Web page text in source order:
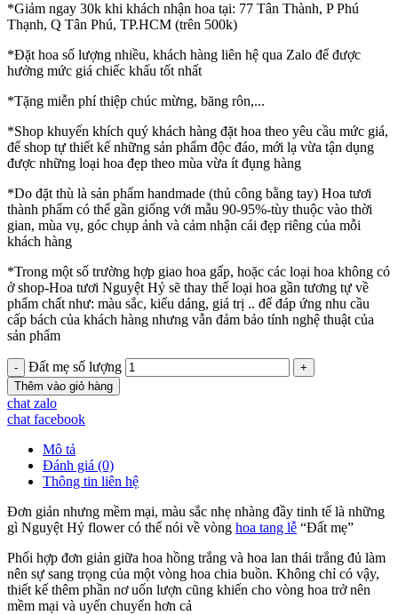
*Giảm ngay 30k khi khách nhận hoa tại: 77 Tân Thành, P Phú
Thạnh, Q Tân Phú, TP.HCM (trên 500k)
*Đặt hoa số lượng nhiều, khách hàng liên hệ qua Zalo để được
hưởng mức giá chiếc khấu tốt nhất
*Tặng miễn phí thiệp chúc mừng, băng rôn,...
*Shop khuyến khích quý khách hàng đặt hoa theo yêu cầu mức giá,
để shop tự thiết kế những sản phẩm độc đáo, mới lạ vừa tận dụng
được những loại hoa đẹp theo mùa vừa ít đụng hàng
*Do đặt thù là sản phẩm handmade (thủ công bằng tay) Hoa tươi
thành phẩm có thể gần giống với mẫu 90-95%-tùy thuộc vào thời
gian, mùa vụ, góc chụp ảnh và cảm nhận cái đẹp riêng của mỗi
khách hàng
*Trong một số trường hợp giao hoa gấp, hoặc các loại hoa không có
ở shop-Hoa tươi Nguyệt Hỷ sẽ thay thế loại hoa gần tương tự về
phẩm chất như: màu sắc, kiểu dáng, giá trị .. để đáp ứng nhu cầu
cấp bách của khách hàng nhưng vẫn đảm bảo tính nghệ thuật của
sản phẩm
Đất mẹ số lượng
Thêm vào giỏ hàng
chat zalo
chat facebook
Mô tả
Đánh giá (0)
Thông tin liên hệ
Đơn giản nhưng mềm mại, màu sắc nhẹ nhàng đầy tinh tế là những
gì Nguyệt Hỷ flower có thể nói về vòng hoa tang lễ “Đất mẹ”
Phối hợp đơn giản giữa hoa hồng trắng và hoa lan thái trắng đủ làm
nên sự sang trọng của một vòng hoa chia buồn. Không chỉ có vậy,
thiết kế thêm phần nơ uốn lượn cũng khiến cho vòng hoa trở nên
mềm mại và uyển chuyển hơn cả